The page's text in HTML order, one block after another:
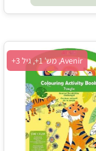
Avenir, מש' 1+, גיל 3+